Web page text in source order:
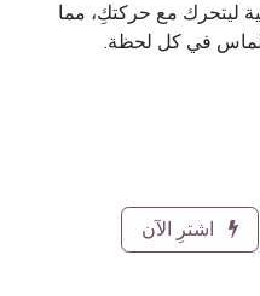
ليتحرك مع حركتكِ، مما
في كل لحظة.
اشترِ الآن